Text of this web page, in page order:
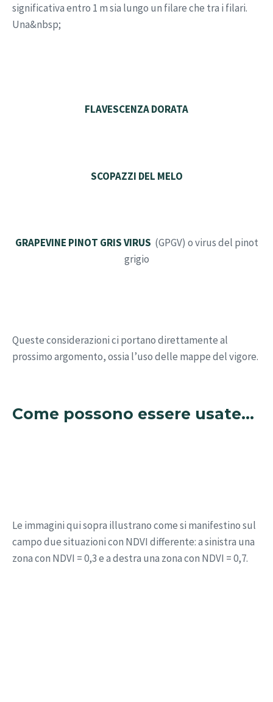
significativa entro 1 m sia lungo un filare che tra i filari.
Una&nbsp;
FLAVESCENZA DORATA
SCOPAZZI DEL MELO
GRAPEVINE PINOT GRIS VIRUS (GPGV) o virus del pinot
grigio
Queste considerazioni ci portano direttamente al
prossimo argomento, ossia l’uso delle mappe del vigore.
Come possono essere usate...
Le immagini qui sopra illustrano come si manifestino sul
campo due situazioni con NDVI differente: a sinistra una
zona con NDVI = 0,3 e a destra una zona con NDVI = 0,7.